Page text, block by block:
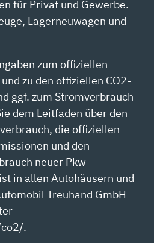
für Privat und Gewerbe.
Lagerneuwagen und
zum offiziellen
zu den offiziellen CO2-
ggf. zum Stromverbrauch
dem Leitfaden über den
die offiziellen
und den
neuer Pkw
in allen Autohäusern und
Treuhand GmbH
.